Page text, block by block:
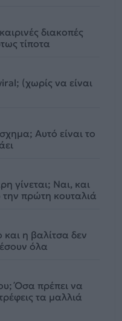
διακοπές
τίποτα
(χωρίς να είναι
Αυτό είναι το
γίνεται; Ναι, και
πρώτη κουταλιά
η βαλίτσα δεν
όλα
Όσα πρέπει να
τα μαλλιά